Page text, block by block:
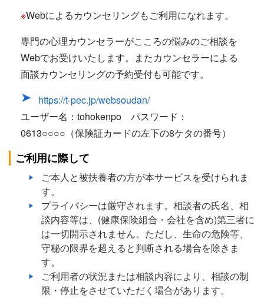
※Webによるカウンセリングもご利用になれます。
専門の心理カウンセラーがこころの悩みのご相談を
Webでお受けいたします。またカウンセラーによる
面談カウンセリングの予約受付も可能です。
https://t-pec.jp/websoudan/
ユーザー名：tohokenpo パスワード：
0613○○○○（保険証カードの左下の8ケタの番号）
ご利用に際して
ご本人と被扶養者の方が本サービスを受けられま
す。
プライバシーは厳守されます。相談者の氏名、相
談内容等は、(健康保険組合・会社を含め)第三者に
は一切開示されません。ただし、生命の危険等、
守秘の限界を超えると判断される場合を除きま
す。
ご利用者の状況または相談内容により、相談の制
限・停止をさせていただく場合があります。